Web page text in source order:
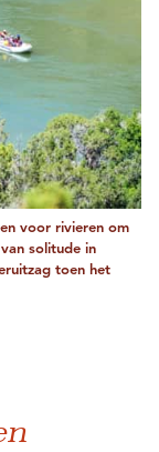
voor rivieren om
solitude in
toen het